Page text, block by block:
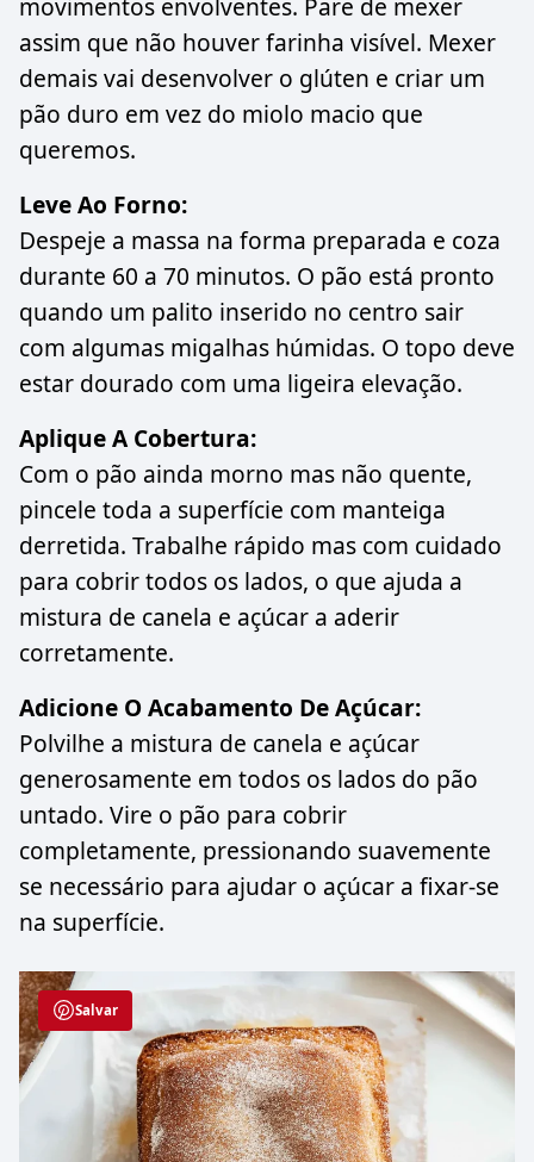
movimentos envolventes. Pare de mexer
assim que não houver farinha visível. Mexer
demais vai desenvolver o glúten e criar um
pão duro em vez do miolo macio que
queremos.
Leve Ao Forno:
Despeje a massa na forma preparada e coza
durante 60 a 70 minutos. O pão está pronto
quando um palito inserido no centro sair
com algumas migalhas húmidas. O topo deve
estar dourado com uma ligeira elevação.
Aplique A Cobertura:
Com o pão ainda morno mas não quente,
pincele toda a superfície com manteiga
derretida. Trabalhe rápido mas com cuidado
para cobrir todos os lados, o que ajuda a
mistura de canela e açúcar a aderir
corretamente.
Adicione O Acabamento De Açúcar:
Polvilhe a mistura de canela e açúcar
generosamente em todos os lados do pão
untado. Vire o pão para cobrir
completamente, pressionando suavemente
se necessário para ajudar o açúcar a fixar-se
na superfície.
Salvar